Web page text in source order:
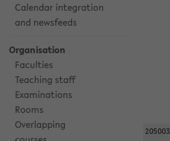
Calendar integration
and newsfeeds
Organisation
Faculties
Teaching staff
Examinations
Rooms
Overlapping
205003